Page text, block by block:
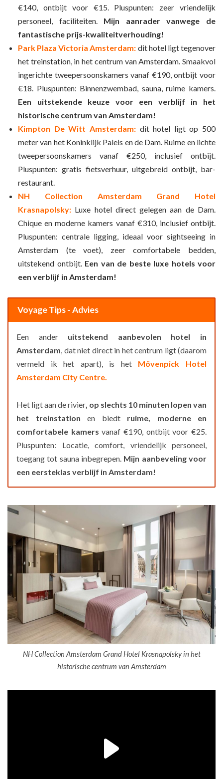
€140, ontbijt voor €15. Pluspunten: zeer vriendelijk
personeel, faciliteiten.
Mijn aanradervanwege de
fantastische prijs-kwaliteitverhouding!
Park Plaza Victoria Amsterdam: dit hotel ligt tegenover
het treinstation, in het centrum van Amsterdam. Smaakvol
ingerichte tweepersoonskamers vanaf €190, ontbijt voor
€18. Pluspunten: Binnenzwembad, sauna, ruime kamers.
Een uitstekende keuze voor een verblijf in het
historische centrum van Amsterdam!
Kimpton De Witt Amsterdam:dit hotel ligt op 500
meter van het Koninklijk Paleis en de Dam. Ruime en lichte
tweepersoonskamers vanaf €250, inclusief ontbijt.
Pluspunten: gratis fietsverhuur, uitgebreid ontbijt, bar-
restaurant.
NH Collection Amsterdam Grand Hotel
Krasnapolsky: Luxe hotel direct gelegen aan de Dam.
Chique en moderne kamers vanaf €310, inclusief ontbijt.
Pluspunten: centrale ligging, ideaal voor sightseeing in
Amsterdam (te voet), zeer comfortabele bedden,
uitstekend ontbijt. Een van de beste luxe hotels voor
een verblijf in Amsterdam!
Voyage Tips - Advies
Een anderuitstekend aanbevolen hotel in
Amsterdam, dat niet direct in het centrum ligt (daarom
vermeld ik het apart), is het Mövenpick Hotel
Amsterdam City Centre.
Het ligt aan de rivier , op slechts 10 minuten lopen van
het treinstation en biedt ruime, moderne en
comfortabele kamers vanaf €190, ontbijt voor €25.
Pluspunten: Locatie, comfort, vriendelijk personeel,
toegang tot sauna inbegrepen. Mijn aanbeveling voor
een eersteklas verblijf in Amsterdam!
NH Collection Amsterdam Grand Hotel Krasnapolsky in het
historische centrum van Amsterdam